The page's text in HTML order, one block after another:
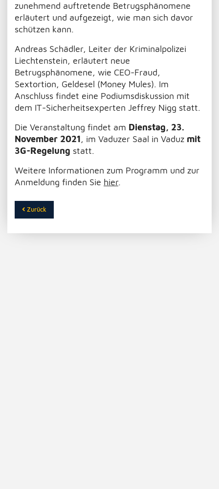
zunehmend auftretende Betrugsphänomene
erläutert und aufgezeigt, wie man sich davor
schützen kann.
Andreas Schädler, Leiter der Kriminalpolizei
Liechtenstein, erläutert neue
Betrugsphänomene, wie CEO-Fraud,
Sextortion, Geldesel (Money Mules). Im
Anschluss findet eine Podiumsdiskussion mit
dem IT-Sicherheitsexperten Jeffrey Nigg statt.
Die Veranstaltung findet am Dienstag, 23.
November 2021, im Vaduzer Saal in Vaduz mit
3G-Regelung statt.
Weitere Informationen zum Programm und zur
Anmeldung finden Sie hier.
Zurück